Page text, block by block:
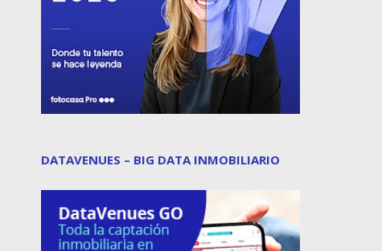
DATAVENUES – BIG DATA INMOBILIARIO